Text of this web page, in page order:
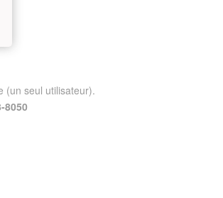
(un seul utilisateur).
8050